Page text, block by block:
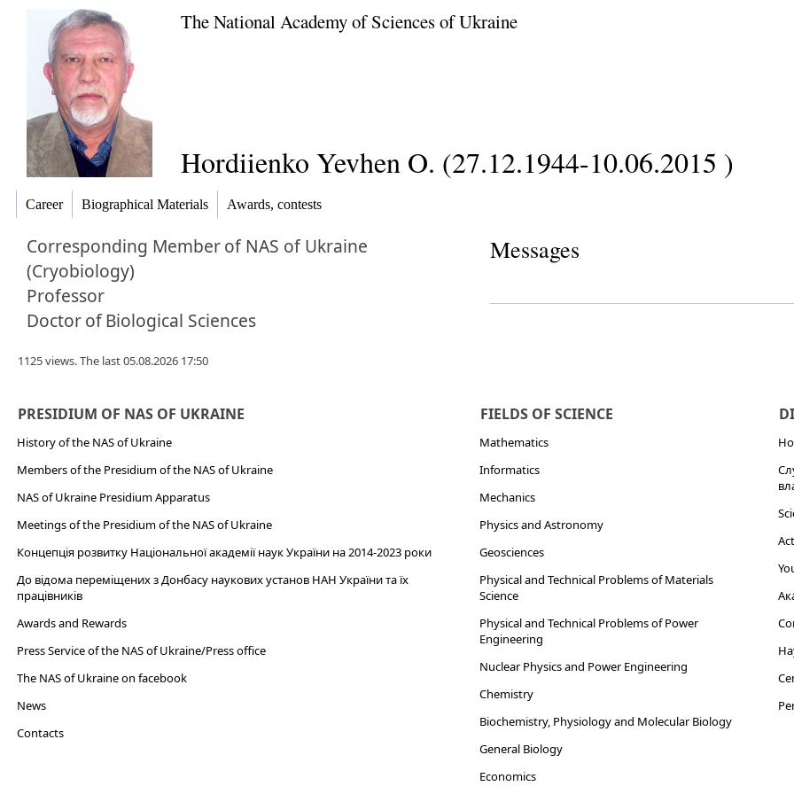
The National Academy of Sciences of Ukraine
Hordiienko Yevhen O. (27.12.1944-10.06.2015 )
Career Biographical Materials Awards, contests
Corresponding Memberof NAS of Ukraine
(Cryobiology)
Professor
DoctorofBiological Sciences
1125 views. The last 05.08.2026 17:50
Messages
PRESIDIUM OF NAS OF UKRAINE
History of the NAS of Ukraine
Members of the Presidium of the NAS of Ukraine
NAS of Ukraine Presidium Apparatus​
Meetings of the Presidium of the NAS of Ukraine
Концепція розвитку Національної академії наук України на 2014-2023 роки
До відома переміщених з Донбасу наукових установ НАН України та їх
працівників
Awards and Rewards
Press Service of the NAS of Ukraine/Press office
The NAS of Ukraine on facebook
News
Сontacts
FIELDS OF SCIENCE
Mathematics
Informatics
Mechanics
Physics and Astronomy
Geosciences
Physical and Technical Problems of Materials
Science
Physical and Technical Problems of Power
Engineering
Nuclear Physics and Power Engineering
Chemistry
Biochemistry, Physiology and Molecular Biology
General Biology
Economics